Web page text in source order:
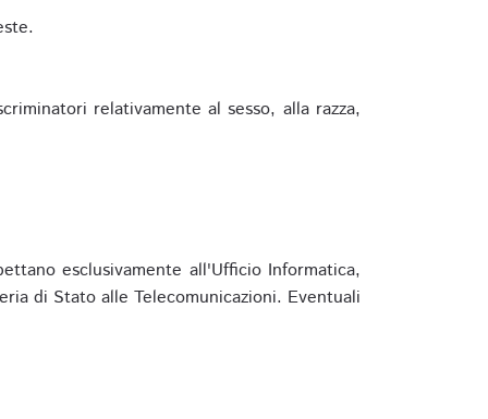
relativamente al sesso, alla razza,
esclusivamente all'Ufficio Informatica,
di Stato alle Telecomunicazioni. Eventuali